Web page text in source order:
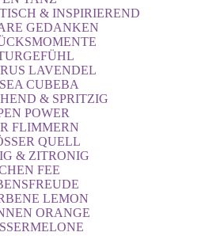
& INSPIRIEREND
GEDANKEN
LAVENDEL
CUBEBA
& SPRITZIG
POWER
FLIMMERN
QUELL
& ZITRONIG
FEE
LEMON
ORANGE